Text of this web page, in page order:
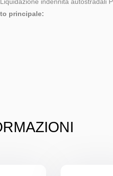
principale: